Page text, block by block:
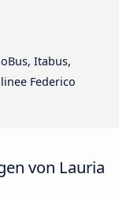
Itabus,
Federico
von Lauria